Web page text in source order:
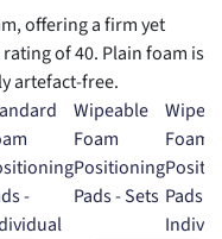
offering a firm yet
of 40. Plain foam is
artefact-free.
-
Wipeable
Foam
Positioning
Pads - Sets
Foam
Pads -